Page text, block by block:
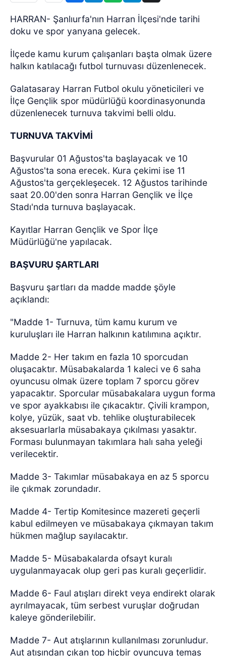
HARRAN- Şanlıurfa'nın Harran İlçesi'nde tarihi
doku ve spor yanyana gelecek.
İlçede kamu kurum çalışanları başta olmak üzere
halkın katılacağı futbol turnuvası düzenlenecek.
Galatasaray Harran Futbol okulu yöneticileri ve
İlçe Gençlik spor müdürlüğü koordinasyonunda
düzenlenecek turnuva takvimi belli oldu.
TURNUVA TAKVİMİ
Başvurular 01 Ağustos'ta başlayacak ve 10
Ağustos'ta sona erecek. Kura çekimi ise 11
Ağustos'ta gerçekleşecek. 12 Ağustos tarihinde
saat 20.00'den sonra Harran Gençlik ve İlçe
Stadı'nda turnuva başlayacak.
Kayıtlar Harran Gençlik ve Spor İlçe
Müdürlüğü'ne yapılacak.
BAŞVURU ŞARTLARI
Başvuru şartları da madde madde şöyle
açıklandı:
"Madde 1- Turnuva, tüm kamu kurum ve
kuruluşları ile Harran halkının katılımına açıktır.
Madde 2- Her takım en fazla 10 sporcudan
oluşacaktır. Müsabakalarda 1 kaleci ve 6 saha
oyuncusu olmak üzere toplam 7 sporcu görev
yapacaktır. Sporcular müsabakalara uygun forma
ve spor ayakkabısı ile çıkacaktır. Çivili krampon,
kolye, yüzük, saat vb. tehlike oluşturabilecek
aksesuarlarla müsabakaya çıkılması yasaktır.
Forması bulunmayan takımlara halı saha yeleği
verilecektir.
Madde 3- Takımlar müsabakaya en az 5 sporcu
ile çıkmak zorundadır.
Madde 4- Tertip Komitesince mazereti geçerli
kabul edilmeyen ve müsabakaya çıkmayan takım
hükmen mağlup sayılacaktır.
Madde 5- Müsabakalarda ofsayt kuralı
uygulanmayacak olup geri pas kuralı geçerlidir.
Madde 6- Faul atışları direkt veya endirekt olarak
ayrılmayacak, tüm serbest vuruşlar doğrudan
kaleye gönderilebilir.
Madde 7- Aut atışlarının kullanılması zorunludur.
Aut atışından çıkan top hiçbir oyuncuya temas